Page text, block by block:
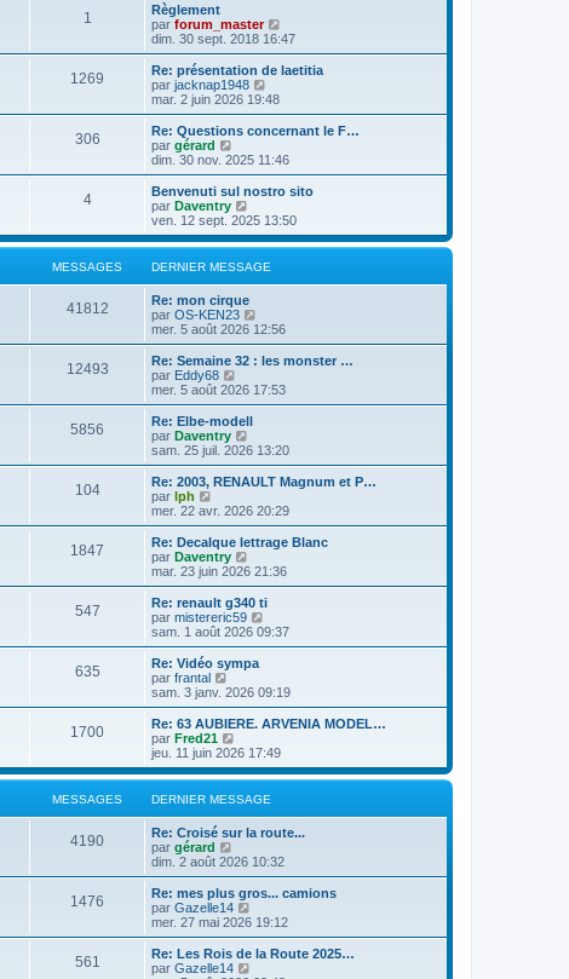
u
l
r
l
e
e
n
i
e
m
e
s
s
a
g
e
1
Règlement
par forum_master
o
n
s
r
l
e
e
n
i
m
s
a
g
dim. 30 sept. 2018 16:47
1269
Re: présentation de laetitia
par jacknap1948
o
n
s
l
e
r
l
e
d
r
n
r
m
e
s
a
mar. 2 juin 2026 19:48
306
Re: Questions concernant le F…
par gérard
o
n
s
u
l
e
r
l
e
d
e
r
n
i
e
r
m
e
s
s
a
g
dim. 30 nov. 2025 11:46
4
Benvenuti sul nostro sito
par Daventry
o
n
s
u
e
r
l
e
d
r
n
r
m
e
s
a
g
ven. 12 sept. 2025 13:50
MESSAGES DERNIER MESSAGE
41812
Re: mon cirque
par OS-KEN23
o
n
s
l
l
e
e
n
i
e
m
e
s
s
a
g
e
mer. 5 août 2026 12:56
12493
Re: Semaine 32 : les monster …
par Eddy68
o
n
s
u
l
e
r
l
e
e
r
n
i
e
r
m
e
s
a
g
e
mer. 5 août 2026 17:53
5856
Re: Elbe-modell
par Daventry
o
n
s
l
e
r
l
e
e
r
n
i
e
m
e
s
a
g
e
sam. 25 juil. 2026 13:20
104
Re: 2003, RENAULT Magnum et P…
par lph
o
n
s
u
l
e
r
l
e
e
r
n
i
e
r
m
e
s
s
a
g
e
mer. 22 avr. 2026 20:29
1847
Re: Decalque lettrage Blanc
par Daventry
o
n
s
u
l
r
l
e
e
n
i
r
m
e
s
a
g
e
mar. 23 juin 2026 21:36
547
Re: renault g340 ti
par mistereric59
o
n
l
e
r
e
d
r
n
i
r
m
e
s
a
g
sam. 1 août 2026 09:37
635
Re: Vidéo sympa
par frantal
o
n
s
u
l
e
r
l
e
d
e
r
n
i
e
r
m
e
s
sam. 3 janv. 2026 09:19
1700
Re: 63 AUBIERE. ARVENIA MODEL…
par Fred21
o
n
s
u
e
l
e
d
e
r
n
i
e
jeu. 11 juin 2026 17:49
MESSAGES DERNIER MESSAGE
4190
Re: Croisé sur la route...
par gérard
o
n
s
u
l
r
l
dim. 2 août 2026 10:32
1476
Re: mes plus gros... camions
par Gazelle14
o
n
s
mer. 27 mai 2026 19:12
561
Re: Les Rois de la Route 2025…
par Gazelle14